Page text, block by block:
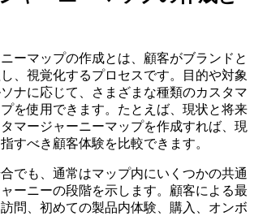
ーマップの作成とは、顧客がブランドと
、視覚化するプロセスです。目的や対象
ナに応じて、さまざまな種類のカスタマ
を使用できます。たとえば、現状と将来
マージャーニーマップを作成すれば、現
すべき顧客体験を比較できます。
でも、通常はマップ内にいくつかの共通
ーニーの段階を示します。顧客による最
問、初めての製品内体験、購入、オンボ